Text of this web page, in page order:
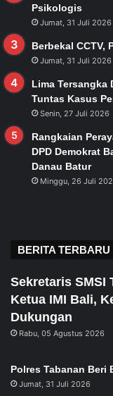
Psikologis
Jumat, 31 Juli 2026
Berbekal CCTV,
Jumat, 31 Juli 2026
Lima Tersangka
Tuntas Kasus
Senin, 27 Juli 2026
Rangkaian
DPD Demokrat
Danau Batur
Minggu, 26 Juli
BERITA TERBARU
Sekretaris SMSI
Ketua IMI Bali,
Dukungan
Rabu, 05 Agustus 2026
Polres Tabanan Beri
Jumat, 31 Juli 2026